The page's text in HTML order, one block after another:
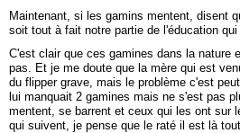
Maintenant, si les gamins mentent, disent
soit tout à fait notre partie de l'éducation
C'est clair que ces gamines dans la nature
pas. Et je me doute que la mère qui est
du flipper grave, mais le problème c'est
lui manquait 2 gamines mais ne s'est pas
mentent, se barrent et ceux qui les ont sur
qui suivent, je pense que le raté il est là